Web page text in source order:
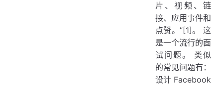
片、视频、链
接、应用事件和
点赞。”[1]。 这
是一个流行的面
试问题。 类似
的常见问题有：
设计 Facebook